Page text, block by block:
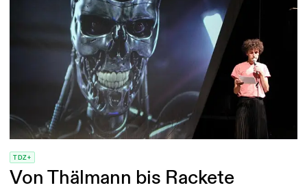
TDZ+
Von Thälmann bis Rackete